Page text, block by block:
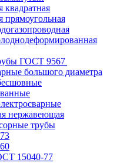
квадратная
прямоугольная
ГОСТ 9567
большого диаметра
нержавеющая
трубы
15040-77